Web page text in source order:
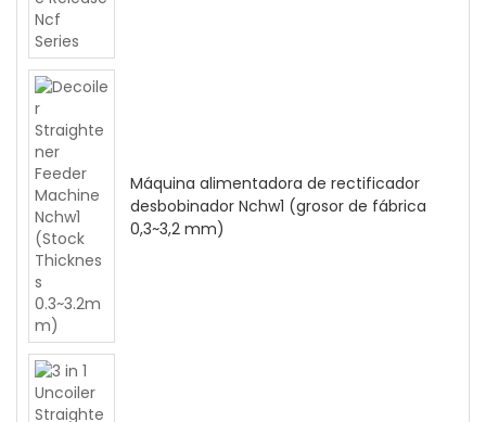
Máquina alimentadora de rectificador
desbobinador Nchw1 (grosor de fábrica
0,3~3,2 mm)